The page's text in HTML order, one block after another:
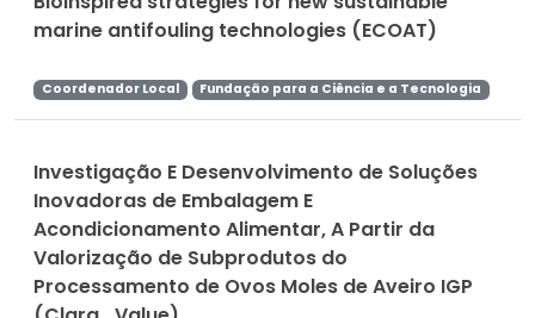
marine antifouling technologies (ECOAT)
Coordenador Local Fundação para a Ciência e a Tecnologia
Investigação E Desenvolvimento de Soluções
Inovadoras de Embalagem E
Acondicionamento Alimentar, A Partir da
Valorização de Subprodutos do
Processamento de Ovos Moles de Aveiro IGP